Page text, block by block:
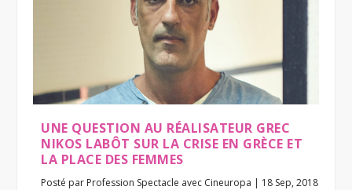
UNE QUESTION AU RÉALISATEUR GREC
NIKOS LABÔT SUR LA CRISE EN GRÈCE ET
LA PLACE DES FEMMES
Posté par Profession Spectacle avec Cineuropa | 18 Sep, 2018